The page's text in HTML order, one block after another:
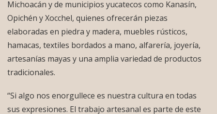
Michoacán y de municipios yucatecos como Kanasín,
Opichén y Xocchel, quienes ofrecerán piezas
elaboradas en piedra y madera, muebles rústicos,
hamacas, textiles bordados a mano, alfarería, joyería,
artesanías mayas y una amplia variedad de productos
tradicionales.
“Si algo nos enorgullece es nuestra cultura en todas
sus expresiones. El trabajo artesanal es parte de este